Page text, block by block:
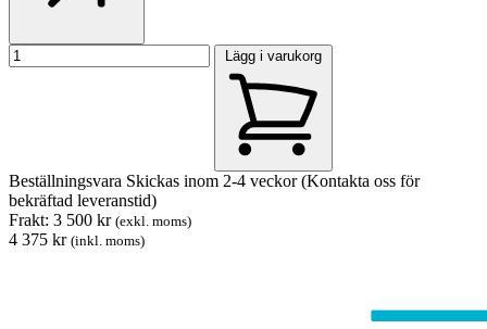
Lägg i varukorg
Beställningsvara Skickas inom 2-4 veckor (Kontakta oss för
bekräftad leveranstid)
Frakt: 3 500 kr (exkl. moms)
4 375 kr (inkl. moms)